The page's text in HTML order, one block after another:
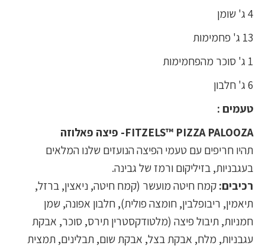
4 ג' שומן
13 ג' פחמימות
1 ג' סוכר מהפחמימות
6 ג' חלבון
טעמים :
FITZELS™ PIZZA PALOOZA- פיצה פאלוזה
תהיו חריפים עם טעמי הפיצה הנועזים שלנו המלאים
בעגבניות, בזיליקום ורמז של גבינה.
רכיבים:קמח חיטה מועשר (קמח חיטה, ניאצין, ברזל,
תיאמין, ריבופלבין, חומצה פולית), חלבון אפונה, שמן
חמניות, תיבול פיצה (מלטודקסטרין תירס, סוכר, אבקת
עגבניות, מלח, אבקת בצל, אבקת שום, תבלינים, תמצית